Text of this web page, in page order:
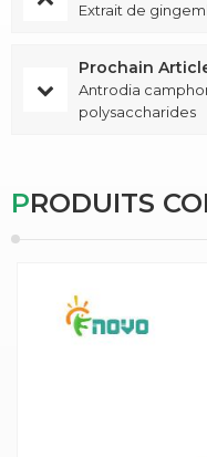
Extrait de
Prochain
Antrodia
polysaccharides
PRODUITS